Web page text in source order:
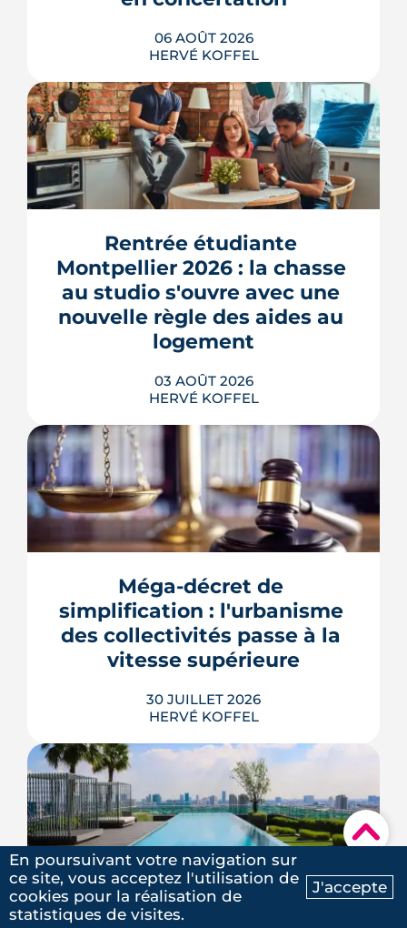
Ma recherche Contactez-nous
▾
06 AOÛT 2026
HERVÉ KOFFEL
Montpellier prépare la dernière grande
pièce de Port Marianne. La ZAC de
l'Union, entrée dans une nouvelle
phase de concertation, veut
transformer un secteur sans identité en
quartier d'habitat.
LIRE L'ARTICLE
Rentrée étudiante
Montpellier 2026 : la chasse
au studio s'ouvre avec une
nouvelle règle des aides au
logement
03 AOÛT 2026
HERVÉ KOFFEL
Se loger à Montpellier pour la rentrée
2026 tient de la course de vitesse, sur
un marché où le studio part en
étudiants internationaux, une réforme
des aides au logement entrée en
vigueur le 1er juillet vient alourdir la
note.
LIRE L'ARTICLE
Méga-décret de
simplification : l'urbanisme
des collectivités passe à la
vitesse supérieure
30 JUILLET 2026
HERVÉ KOFFEL
Trente mesures, huit codes, un mot
d'ordre : faire agir les maires plus vite.
Le deuxième méga-décret de
simplification touche l'urbanisme, le
photovoltaïque et l'habitat, mais
plusieurs de ses raccourcis inquiètent
Interdiction de construction
En poursuivant votre navigation sur
ce site, vous acceptez l'utilisation de
cookies pour la réalisation de
statistiques de visites.
J'accepte